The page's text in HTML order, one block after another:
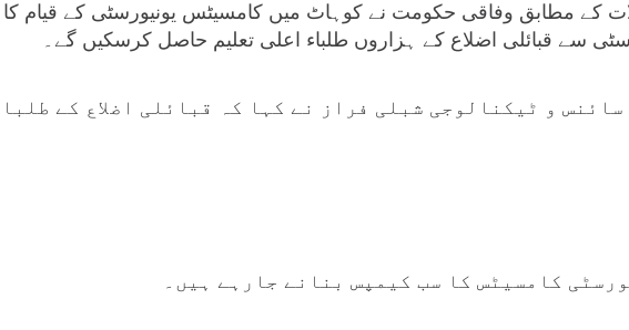
کے مطابق وفاقی حکومت نے کوہاٹ میں کامسیٹس یونیورسٹی کے قیام کا
سے قبائلی اضلاع کے ہزاروں طلباء اعلی تعلیم حاصل کرسکیں گے۔
سائنس و ٹیکنالوجی شبلی فراز نے کہا کہ قبائلی اضلاع کے
کامسیٹس کا سب کیمپس بنانے جارہے ہیں۔